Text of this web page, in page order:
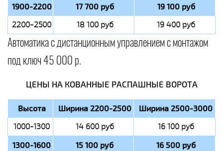
1900-2200 17 700 руб 19 100 руб
2200-2500 18 100 руб 19 400 руб
Автоматика с дистанционным управлением с монтажом
под ключ 45 000 р.
ЦЕНЫ НА КОВАННЫЕ РАСПАШНЫЕ ВОРОТА
Высота Ширина 2200-2500 Ширина 2500-3000
1000-1300 14 600 руб 16 100 руб
1300-1600 15 100 руб 16 500 руб